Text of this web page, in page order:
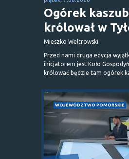
Ogórek
królował w
Mieszko Weltrowski
Przed nami druga edycja
inicjatorem jest Koło
królować będzie tam ogórek
WOJEWÓDZTWO POMORSKIE